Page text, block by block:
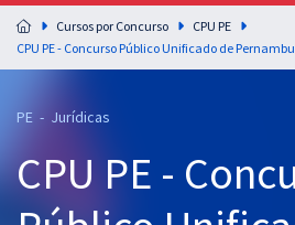
Preparação completa e intensiva para as
residências em saúde do Brasil
Cursos 20% OFF
Pós
Cursos por Concurso
CPU PE
PE - Jurídicas
CPU PE -